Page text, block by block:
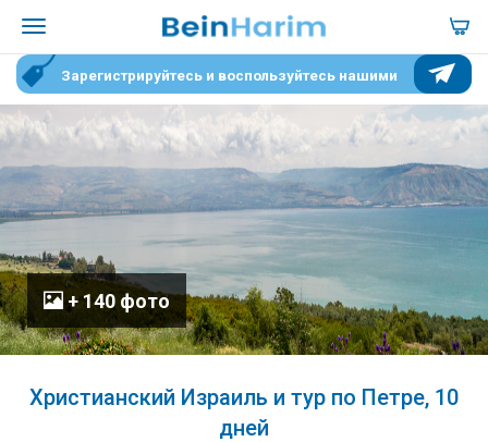
Зарегистрируйтесь и воспользуйтесь нашими
специальными условиями для участников
+ 140 фото
Христианский Израиль и тур по Петре, 10
дней